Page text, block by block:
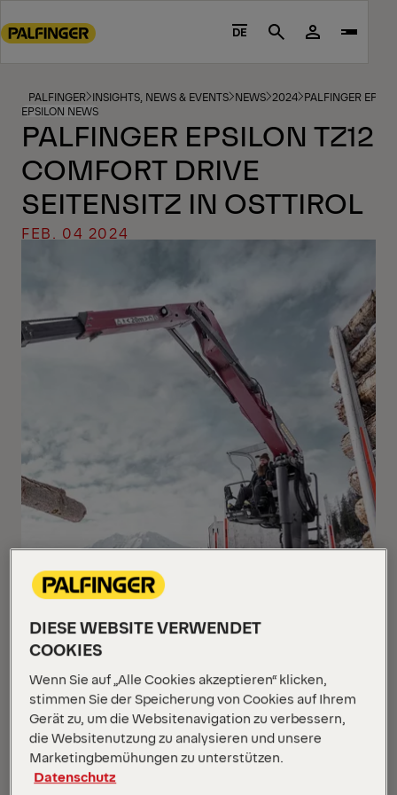
to
footer
content
DE Search
PALFINGER INSIGHTS, NEWS & EVENTS NEWS 2024 PALFINGER
EPSILON NEWS
PALFINGER EPSILON TZ12
COMFORT DRIVE
SEITENSITZ IN OSTTIROL
FEB. 04 2024
Seit 2018 sieht sich Kals am Großglockner mit einer
DIESE WEBSITE VERWENDET
COOKIES
Wenn Sie auf „Alle Cookies akzeptieren“ klicken,
stimmen Sie der Speicherung von Cookies auf Ihrem
Gerät zu, um die Websitenavigation zu verbessern,
die Websitenutzung zu analysieren und unsere
Marketingbemühungen zu unterstützen.
Datenschutz